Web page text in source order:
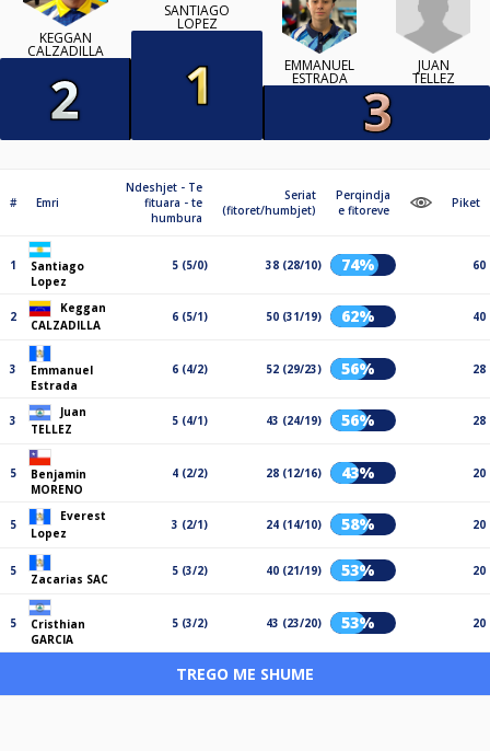
KEGGAN
CALZADILLA
SANTIAGO
LOPEZ
EMMANUEL
ESTRADA
JUAN
TELLEZ
# Emri
Ndeshjet - Te
fituara - te
humbura
Seriat
(fitoret/humbjet)
Perqindja
e fitoreve
Piket
1
Santiago
Lopez
5 (5/0) 38 (28/10) 74% 60
2
Keggan
CALZADILLA
6 (5/1) 50 (31/19) 62% 40
3
Emmanuel
Estrada
6 (4/2) 52 (29/23) 56% 28
3
Juan
TELLEZ
5 (4/1) 43 (24/19) 56% 28
5
Benjamin
MORENO
4 (2/2) 28 (12/16) 43% 20
5
Everest
Lopez
3 (2/1) 24 (14/10) 58% 20
5
Zacarias SAC
5 (3/2) 40 (21/19) 53% 20
5
Cristhian
GARCIA
5 (3/2) 43 (23/20) 53% 20
TREGO ME SHUME